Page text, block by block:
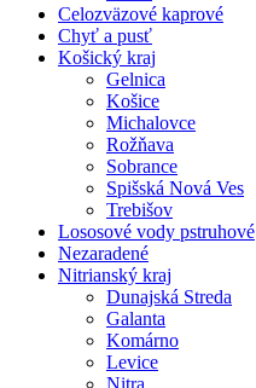
Celozväzové kaprové
Chyť a pusť
Košický kraj
Gelnica
Košice
Michalovce
Rožňava
Sobrance
Spišská Nová Ves
Trebišov
Lososové vody pstruhové
Nezaradené
Nitrianský kraj
Dunajská Streda
Galanta
Komárno
Levice
Nitra